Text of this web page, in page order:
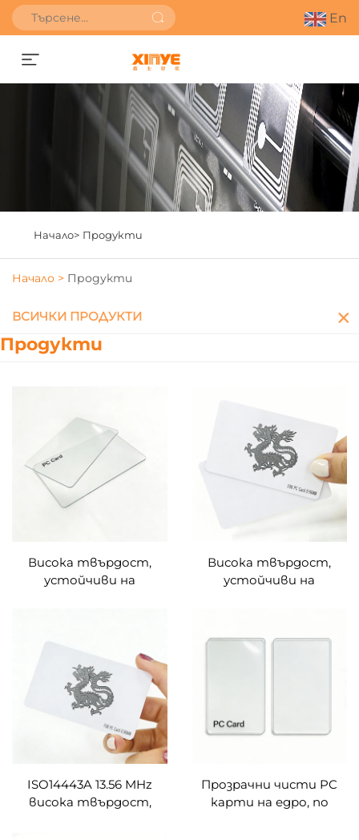
En
Получете оферта
Начало> Продукти
Начало > Продукти
ВСИЧКИ ПРОДУКТИ
Продукти
Висока твърдост,
устойчиви на
Висока твърдост,
устойчиви на
карти по поръчка
ISO14443A 13.56 MHz
висока твърдост,
Прозрачни чисти PC
карти на едро, по